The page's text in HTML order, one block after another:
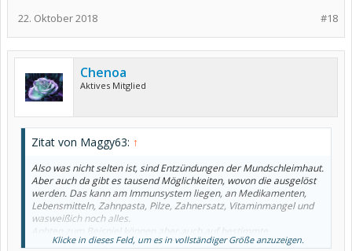
bin. Kommt ein Pilz dazu, sind die Beschwerden etwas anders.
#18
22. Oktober 2018
Chenoa
Aktives Mitglied
Zitat von Maggy63: ↑
Also was nicht selten ist, sind Entzündungen der Mundschleimhaut.
Aber auch da gibt es tausend Möglichkeiten, wovon die ausgelöst
werden. Das kann am Immunsystem liegen, an Medikamenten,
Lebensmitteln, Zahnpasta, Pilze, Zahnersatz, Vitaminmangel und
wasweißich noch alles.
Aphten zum Beispiel können aber auch auf bestimmte
Erkrankungen hinweisen.
Klicke in dieses Feld, um es in vollständiger Größe anzuzeigen.